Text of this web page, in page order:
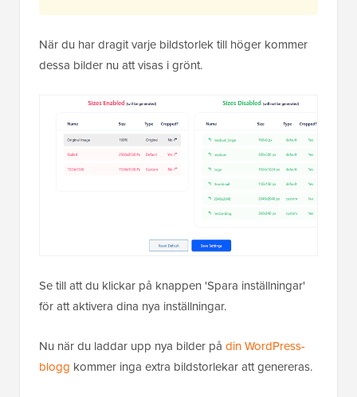
När du har dragit varje bildstorlek till höger kommer
dessa bilder nu att visas i grönt.
Se till att du klickar på knappen 'Spara inställningar'
för att aktivera dina nya inställningar.
Nu när du laddar upp nya bilder på din WordPress-
blogg kommer inga extra bildstorlekar att genereras.